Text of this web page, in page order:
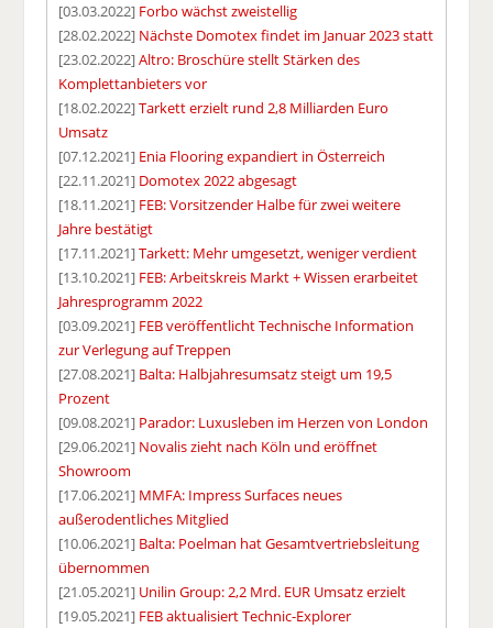
[03.03.2022] Forbo wächst zweistellig
[28.02.2022] Nächste Domotex findet im Januar 2023 statt
[23.02.2022]Altro: Broschüre stellt Stärken des
Komplettanbieters vor
[18.02.2022]Tarkett erzielt rund 2,8 Milliarden Euro
Umsatz
[07.12.2021] Enia Flooring expandiert in Österreich
[22.11.2021] Domotex 2022 abgesagt
[18.11.2021] FEB: Vorsitzender Halbe für zwei weitere
Jahre bestätigt
[17.11.2021]Tarkett: Mehr umgesetzt, weniger verdient
[13.10.2021] FEB: Arbeitskreis Markt + Wissen erarbeitet
Jahresprogramm 2022
[03.09.2021] FEB veröffentlicht Technische Information
zur Verlegung auf Treppen
[27.08.2021] Balta: Halbjahresumsatz steigt um 19,5
Prozent
[09.08.2021] Parador: Luxusleben im Herzen von London
[29.06.2021] Novalis zieht nach Köln und eröffnet
Showroom
[17.06.2021] MMFA: Impress Surfaces neues
außerodentliches Mitglied
[10.06.2021] Balta: Poelman hat Gesamtvertriebsleitung
übernommen
[21.05.2021] Unilin Group: 2,2 Mrd. EUR Umsatz erzielt
[19.05.2021] FEB aktualisiert Technic-Explorer